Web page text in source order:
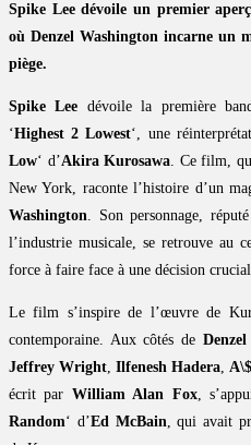
Spike Lee dévoile un premier
où Denzel Washington incarne un
piège.
Spike Lee dévoile la première
‘Highest 2 Lowest‘, une
Low‘ d’Akira Kurosawa. Ce film,
New York, raconte l’histoire d’un
Washington. Son personnage,
l’industrie musicale, se retrouve au
force à faire face à une décision
Le film s’inspire de l’œuvre de
contemporaine. Aux côtés de
Jeffrey Wright,Ilfenesh Hadera,
écrit par William Alan Fox,
Random‘ d’Ed McBain, qui avait